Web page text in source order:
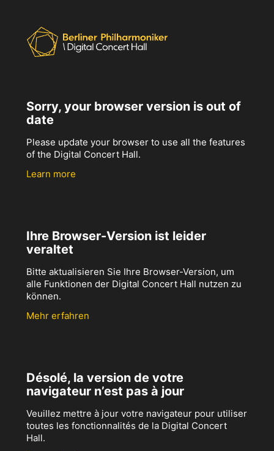
Sorry, your browser version is out of
date
Please update your browser to use all the features
of the Digital Concert Hall.
Learn more
Ihre Browser-Version ist leider
veraltet
Bitte aktualisieren Sie Ihre Browser-Version, um
alle Funktionen der Digital Concert Hall nutzen zu
können.
Mehr erfahren
Désolé, la version de votre
navigateur n’est pas à jour
Veuillez mettre à jour votre navigateur pour utiliser
toutes les fonctionnalités de la Digital Concert
Hall.